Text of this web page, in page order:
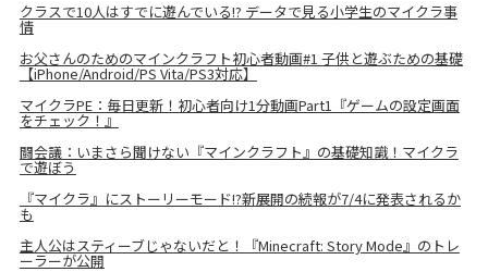
クラスで10人はすでに遊んでいる!? データで見る小学生のマイクラ事
情
お父さんのためのマインクラフト初心者動画#1 子供と遊ぶための基礎
【iPhone/Android/PS Vita/PS3対応】
マイクラPE：毎日更新！初心者向け1分動画Part1『ゲームの設定画面
をチェック！』
闘会議：いまさら聞けない『マインクラフト』の基礎知識！マイクラ
で遊ぼう
『マイクラ』にストーリーモード!?新展開の続報が7/4に発表されるか
も
主人公はスティーブじゃないだと！『Minecraft: Story Mode』のトレ
ーラーが公開